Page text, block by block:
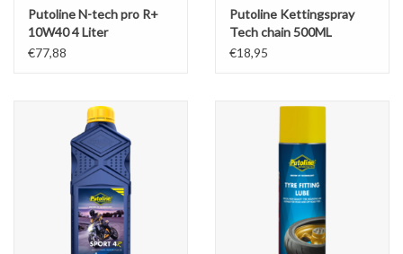
Putoline N-tech pro R+
10W40 4 Liter
€77,88
Putoline Kettingspray
Tech chain 500ML
€18,95